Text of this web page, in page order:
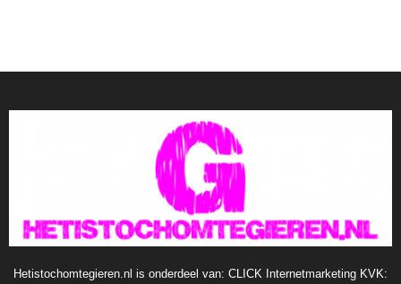
Hetistochomtegieren.nl is onderdeel van: CLICK Internetmarketing KVK: